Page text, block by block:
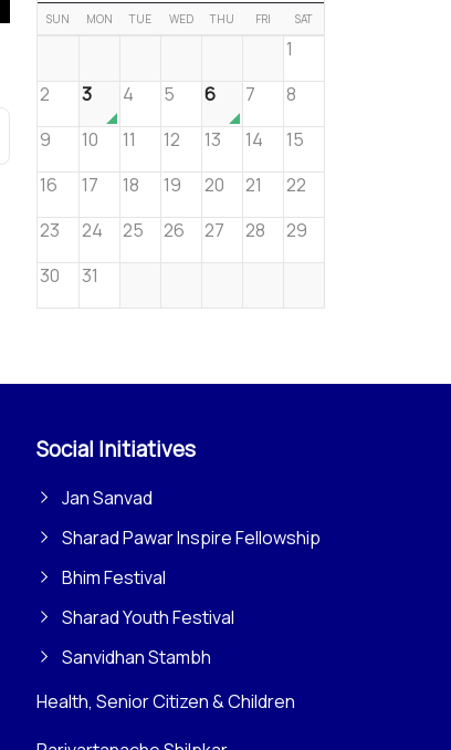
SUN MON TUE WED THU FRI SAT
1
2
3 4 5 6 7
8
9
10 11 12 13 14
15
16
17 18 19 20 21
22
23
24 25 26 27 28
29
30
31
Social Initiatives
Jan Sanvad
Sharad Pawar Inspire Fellowship
Bhim Festival
Sharad Youth Festival
Sanvidhan Stambh
Health, Senior Citizen & Children